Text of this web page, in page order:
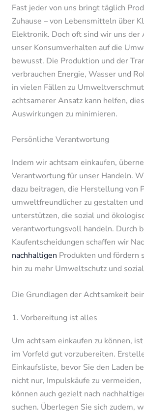
Fast jeder von uns bringt täglich
Zuhause – von Lebensmitteln über
Elektronik. Doch oft sind wir uns der
unser Konsumverhalten auf die
bewusst. Die Produktion und der
verbrauchen Energie, Wasser und
in vielen Fällen zu
achtsamerer Ansatz kann helfen,
Auswirkungen zu minimieren.
Persönliche Verantwortung
Indem wir achtsam einkaufen,
Verantwortung für unser Handeln.
dazu beitragen, die Herstellung von
umweltfreundlicher zu gestalten
unterstützen, die sozial und
verantwortungsvoll handeln. Durch
Kaufentscheidungen schaffen wir
nachhaltigen Produkten und fördern
hin zu mehr Umweltschutz und
Die Grundlagen der Achtsamkeit
1. Vorbereitung ist alles
Um achtsam einkaufen zu können,
im Vorfeld gut vorzubereiten.
Einkaufsliste, bevor Sie den Laden
nicht nur, Impulskäufe zu vermeiden,
können auch gezielt nach
suchen. Überlegen Sie sich zudem,